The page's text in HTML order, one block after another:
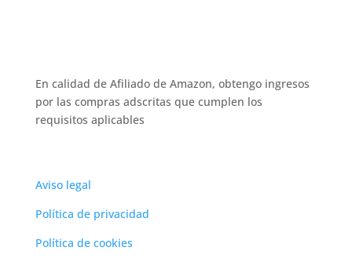
En calidad de Afiliado de Amazon, obtengo ingresos
por las compras adscritas que cumplen los
requisitos aplicables
Aviso legal
Política de privacidad
Política de cookies